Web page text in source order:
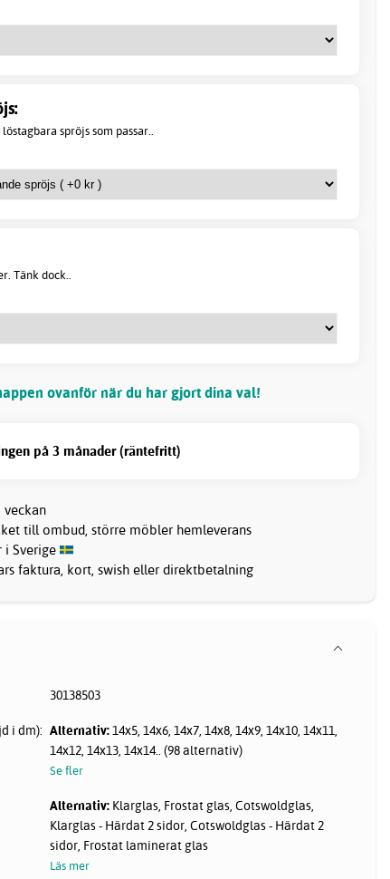
spröjs som passar..
Tänk dock..
ovanför när du har gjort dina val!
på 3 månader (räntefritt)
veckan
till ombud, större möbler hemleverans
i Sverige
faktura, kort, swish eller direktbetalning
30138503
i dm): Alternativ:14x5, 14x6, 14x7, 14x8, 14x9, 14x10, 14x11,
14x12, 14x13, 14x14.. (98 alternativ)
Se fler
Alternativ: Klarglas, Frostat glas, Cotswoldglas,
Klarglas - Härdat 2 sidor, Cotswoldglas - Härdat 2
sidor, Frostat laminerat glas
Läs mer